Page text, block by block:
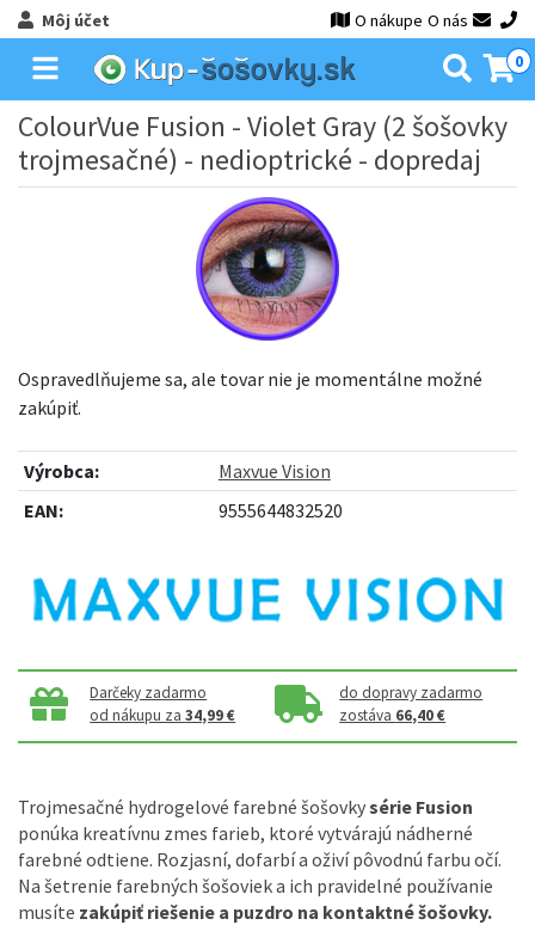
Môj účet O nákupe O nás
0
ColourVue Fusion - Violet Gray (2 šošovky
trojmesačné) - nedioptrické - dopredaj
Ospravedlňujeme sa, ale tovar nie je momentálne možné
zakúpiť.
Výrobca:
Maxvue Vision
EAN:
9555644832520
Darčeky zadarmo
od nákupu za34,99 €
do dopravy zadarmo
zostáva 66,40 €
Trojmesačné hydrogelové farebné šošovkysérie Fusion
ponúka kreatívnu zmes farieb, ktoré vytvárajú nádherné
farebné odtiene. Rozjasní, dofarbí a oživí pôvodnú farbu očí.
Na šetrenie farebných šošoviek a ich pravidelné používanie
musíte zakúpiť riešenie a puzdro na kontaktné šošovky.